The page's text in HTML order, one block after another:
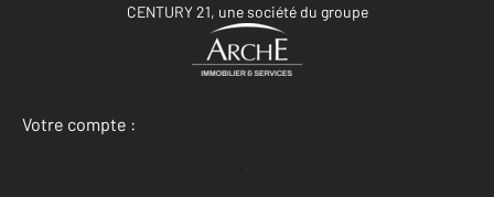
CENTURY 21, une société du groupe
Votre compte :
Accéder à mon compte